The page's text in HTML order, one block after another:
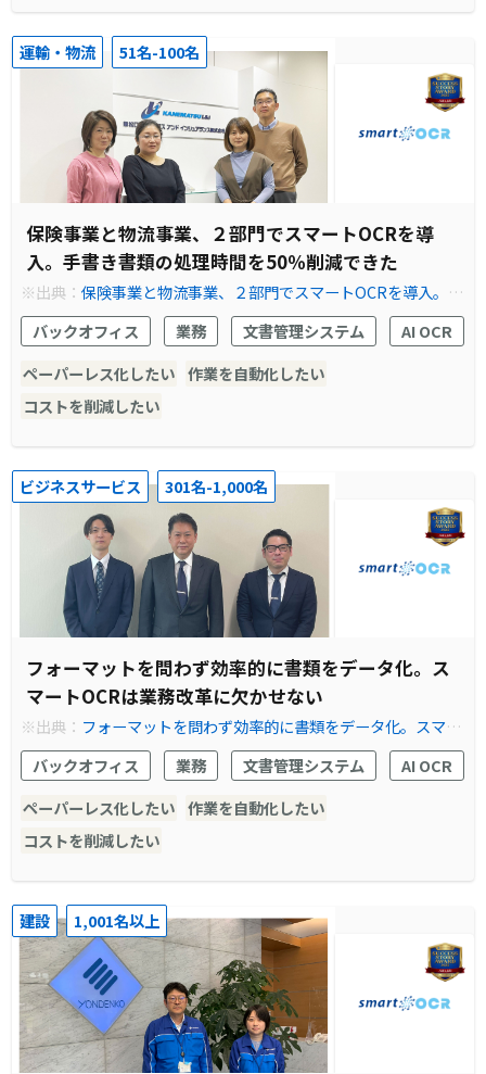
運輸・物流 51名-100名
保険事業と物流事業、２部門でスマートOCRを導
入。手書き書類の処理時間を50％削減できた
※出典：保険事業と物流事業、２部門でスマートOCRを導入。手
書き書類の処理時間を50％削減できた
バックオフィス 業務 文書管理システム
AI OCR
ペーパーレス化したい 作業を自動化したい
コストを削減したい
ビジネスサービス 301名-1,000名
フォーマットを問わず効率的に書類をデータ化。ス
マートOCRは業務改革に欠かせない
※出典： フォーマットを問わず効率的に書類をデータ化。スマー
トOCRは業務改革に欠かせない
バックオフィス 業務 文書管理システム
AI OCR
ペーパーレス化したい 作業を自動化したい
コストを削減したい
建設 1,001名以上